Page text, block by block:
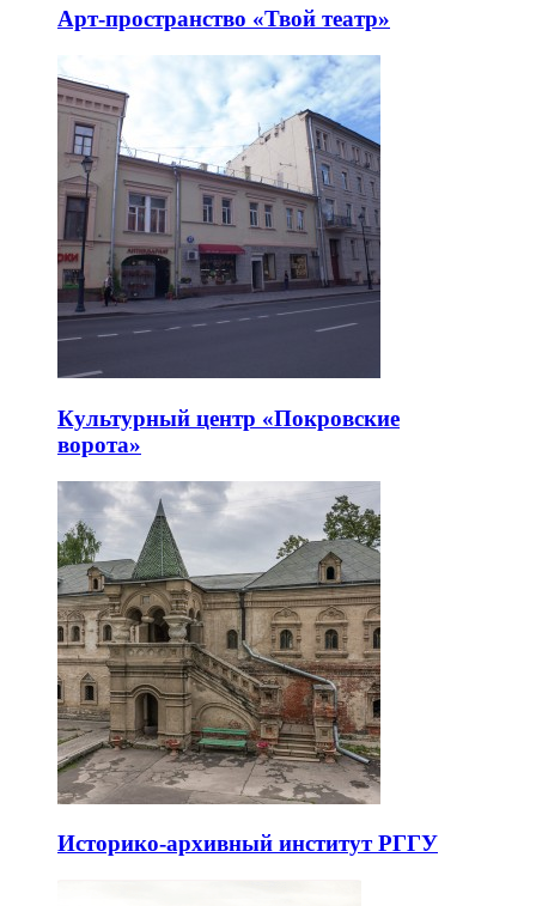
Арт-пространство «Твой театр»
Культурный центр «Покровские
ворота»
Историко-архивный институт РГГУ